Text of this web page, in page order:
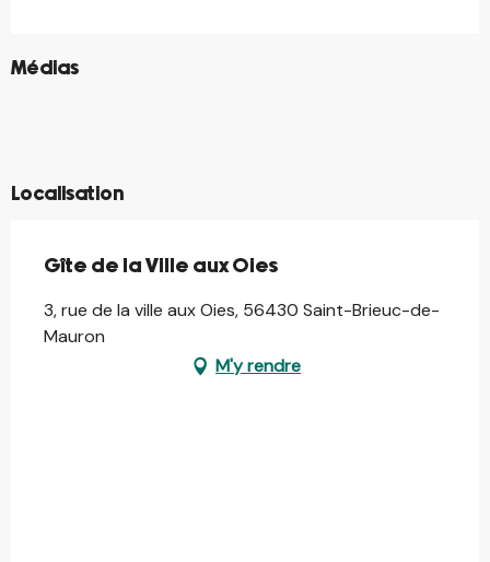
Médias
©
©
Localisation
Gîte de la Ville aux Oies
3, rue de la ville aux Oies, 56430 Saint-Brieuc-de-
Mauron
M'y rendre